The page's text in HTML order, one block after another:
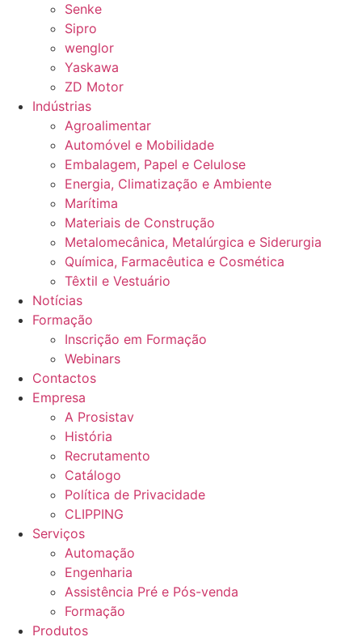
Senke
Sipro
wenglor
Yaskawa
ZD Motor
Indústrias
Agroalimentar
Automóvel e Mobilidade
Embalagem, Papel e Celulose
Energia, Climatização e Ambiente
Marítima
Materiais de Construção
Metalomecânica, Metalúrgica e Siderurgia
Química, Farmacêutica e Cosmética
Têxtil e Vestuário
Notícias
Formação
Inscrição em Formação
Webinars
Contactos
Empresa
A Prosistav
História
Recrutamento
Catálogo
Política de Privacidade
CLIPPING
Serviços
Automação
Engenharia
Assistência Pré e Pós-venda
Formação
Produtos